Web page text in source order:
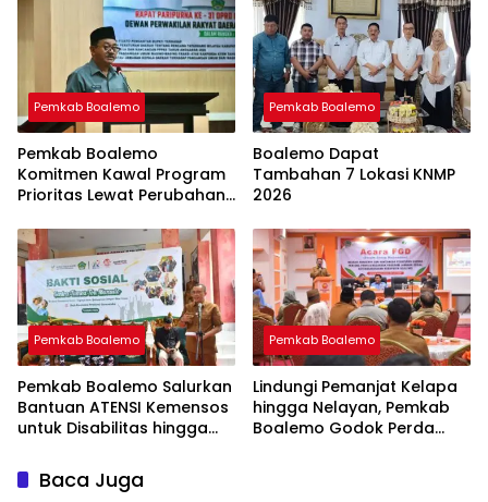
Pemkab Boalemo
Pemkab Boalemo
Komitmen Kawal Program
Prioritas Lewat Perubahan
Pemkab Boalemo
Boalemo Dapat
Tambahan 7 Lokasi KNMP
2026
Pemkab Boalemo
Pemkab Boalemo Salurkan
Bantuan ATENSI Kemensos
untuk Disabilitas hingga
Pemkab Boalemo
Lindungi Pemanjat Kelapa
hingga Nelayan, Pemkab
Boalemo Godok Perda
Baca Juga